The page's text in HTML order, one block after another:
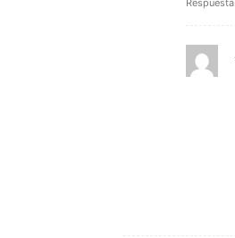
Respuesta